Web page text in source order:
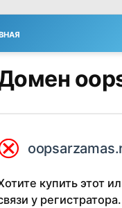
купить этот
у регистратора.